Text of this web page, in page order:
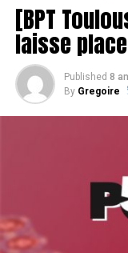
[BPT
laisse
Published 8
By Gregoire